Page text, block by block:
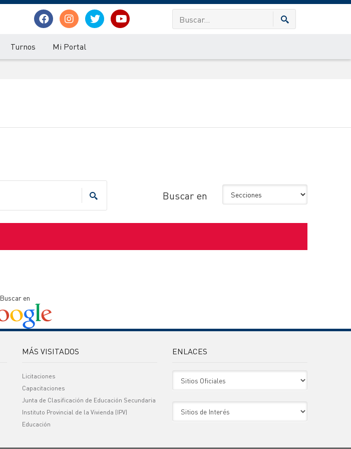
Turnos Mi Portal
Buscar en
Buscar en
MÁS VISITADOS
Licitaciones
Capacitaciones
Junta de Clasificación de Educación Secundaria
Instituto Provincial de la Vivienda (IPV)
Educación
ENLACES